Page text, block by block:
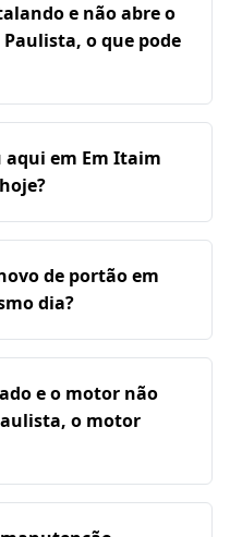
e não abre o
o que pode
aqui em Em Itaim
de portão em
dia?
e o motor não
o motor